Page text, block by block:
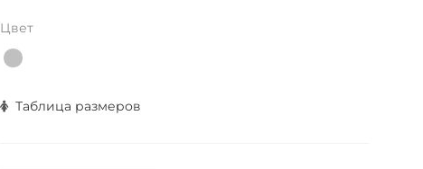
Цвет
Таблица размеров